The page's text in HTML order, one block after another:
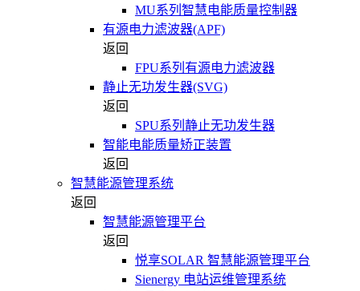
MU系列智慧电能质量控制器
有源电力滤波器(APF)
返回
FPU系列有源电力滤波器
静止无功发生器(SVG)
返回
SPU系列静止无功发生器
智能电能质量矫正装置
返回
智慧能源管理系统
返回
智慧能源管理平台
返回
悦享SOLAR 智慧能源管理平台
Sienergy 电站运维管理系统